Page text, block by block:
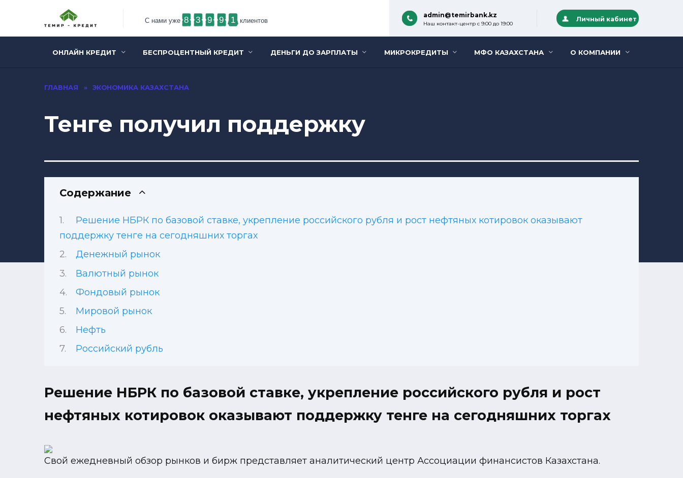
С нами уже 8 3 9 9 1 клиентов
admin@temirbank.kz
Наш контакт-центр с 9:00 до 19:00
Личный кабинет
ОНЛАЙН КРЕДИТ БЕСПРОЦЕНТНЫЙ КРЕДИТ ДЕНЬГИ ДО ЗАРПЛАТЫ МИКРОКРЕДИТЫ МФО КАЗАХСТАНА О КОМПАНИИ
ГЛАВНАЯ » ЭКОНОМИКА КАЗАХСТАНА
Тенге получил поддержку
Содержание
Решение НБРК по базовой ставке, укрепление российского рубля и рост нефтяных котировок оказывают
поддержку тенге на сегодняшних торгах
Денежный рынок
Валютный рынок
Фондовый рынок
Мировой рынок
Нефть
Российский рубль
Решение НБРК по базовой ставке, укрепление российского рубля и рост
нефтяных котировок оказывают поддержку тенге на сегодняшних торгах
Свой ежедневный обзор рынков и бирж представляет аналитический центр Ассоциации финансистов Казахстана.